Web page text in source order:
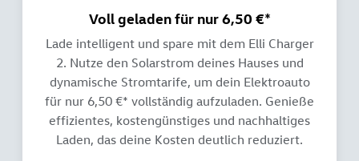
Voll geladen für nur 6,50 €*
Lade intelligent und spare mit dem Elli Charger
2. Nutze den Solarstrom deines Hauses und
dynamische Stromtarife, um dein Elektroauto
für nur 6,50 €* vollständig aufzuladen. Genieße
effizientes, kostengünstiges und nachhaltiges
Laden, das deine Kosten deutlich reduziert.